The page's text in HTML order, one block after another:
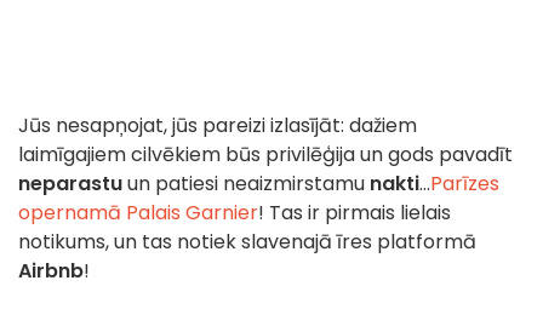
Jūs nesapņojat, jūs pareizi izlasījāt: dažiem
laimīgajiem cilvēkiem būs privilēģija un gods pavadīt
neparastuun patiesi neaizmirstamu nakti...Parīzes
opernamā Palais Garnier! Tas ir pirmais lielais
notikums, un tas notiek slavenajā īres platformā
Airbnb!